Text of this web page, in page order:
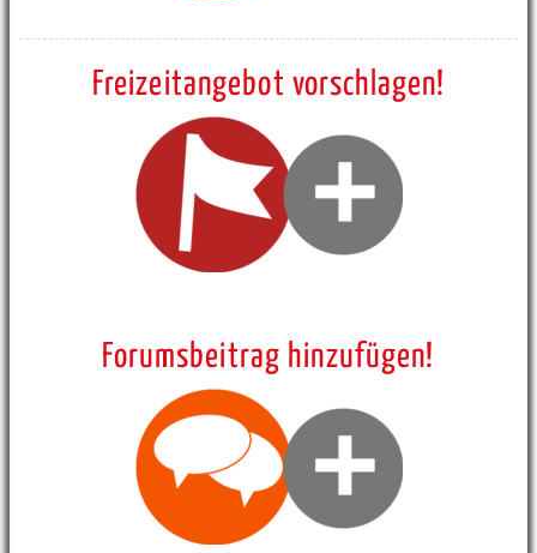
Freizeitangebot vorschlagen!
Forumsbeitrag hinzufügen!